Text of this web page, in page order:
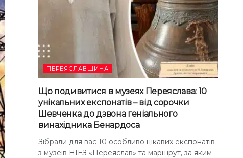
ПЕРЕЯСЛАВЩИНА
Що подивитися в музеях Переяслава: 10
унікальних експонатів – від сорочки
Шевченка до дзвона геніального
винахідника Бенардоса
Зібрали для вас 10 особливо цікавих експонатів
з музеїв НІЕЗ «Переяслав» та маршрут, за яким